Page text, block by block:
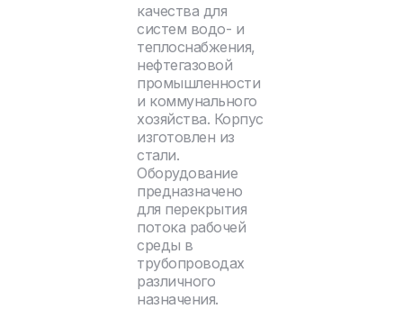
качества для
систем водо- и
теплоснабжения,
нефтегазовой
промышленности
и коммунального
хозяйства. Корпус
изготовлен из
стали.
Оборудование
предназначено
для перекрытия
потока рабочей
среды в
трубопроводах
различного
назначения.